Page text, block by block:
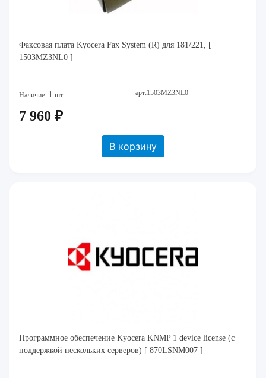
Факсовая плата Kyocera Fax System (R) для 181/221, [
1503MZ3NL0 ]
Наличие: 1 шт. арт:1503MZ3NL0
7 960 ₽
В корзину
Программное обеспечение Kyocera KNMP 1 device license (с
поддержкой нескольких серверов) [ 870LSNM007 ]